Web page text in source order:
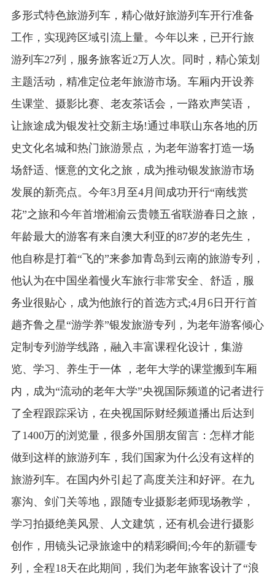
多形式特色旅游列车，精心做好旅游列车开行准备
工作，实现跨区域引流上量。今年以来，已开行旅
游列车27列，服务旅客近2万人次。同时，精心策划
主题活动，精准定位老年旅游市场。车厢内开设养
生课堂、摄影比赛、老友茶话会，一路欢声笑语，
让旅途成为银发社交新主场!通过串联山东各地的历
史文化名城和热门旅游景点，为老年游客打造一场
场舒适、惬意的文化之旅，成为推动银发旅游市场
发展的新亮点。今年3月至4月间成功开行“南线赏
花”之旅和今年首增湘渝云贵赣五省联游春日之旅，
年龄最大的游客有来自澳大利亚的87岁的老先生，
他自称是打着“飞的”来参加青岛到云南的旅游专列，
他认为在中国坐着慢火车旅行非常安全、舒适，服
务业很贴心，成为他旅行的首选方式;4月6日开行首
趟齐鲁之星“游学养”银发旅游专列，为老年游客倾心
定制专列游学线路，融入丰富课程化设计，集游
览、学习、养生于一体 ，老年大学的课堂搬到车厢
内，成为“流动的老年大学”央视国际频道的记者进行
了全程跟踪采访，在央视国际财经频道播出后达到
了1400万的浏览量，很多外国朋友留言：怎样才能
做到这样的旅游列车，我们国家为什么没有这样的
旅游列车。在国内外引起了高度关注和好评。在九
寨沟、剑门关等地，跟随专业摄影老师现场教学，
学习拍摄绝美风景、人文建筑，还有机会进行摄影
创作，用镜头记录旅途中的精彩瞬间;今年的新疆专
列，全程18天在此期间，我们为老年旅客设计了“浪